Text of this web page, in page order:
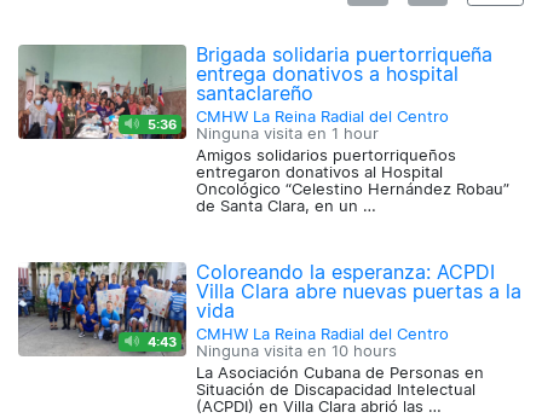
5:36
Brigada solidaria puertorriqueña
entrega donativos a hospital
santaclareño
CMHW La Reina Radial del Centro
Ninguna visita en 1 hour
Amigos solidarios puertorriqueños
entregaron donativos al Hospital
Oncológico “Celestino Hernández Robau”
de Santa Clara, en un …
4:43
Coloreando la esperanza: ACPDI
Villa Clara abre nuevas puertas a la
vida
CMHW La Reina Radial del Centro
Ninguna visita en 10 hours
La Asociación Cubana de Personas en
Situación de Discapacidad Intelectual
(ACPDI) en Villa Clara abrió las …